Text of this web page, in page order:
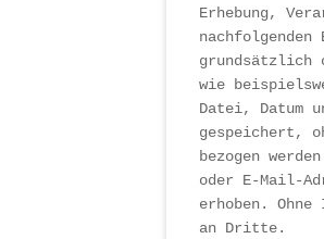
Erhebung,
nachfolgenden
grundsätzlich
wie
Datei, Datum
gespeichert,
bezogen
oder E-Mail-
erhoben.
an Dritte.